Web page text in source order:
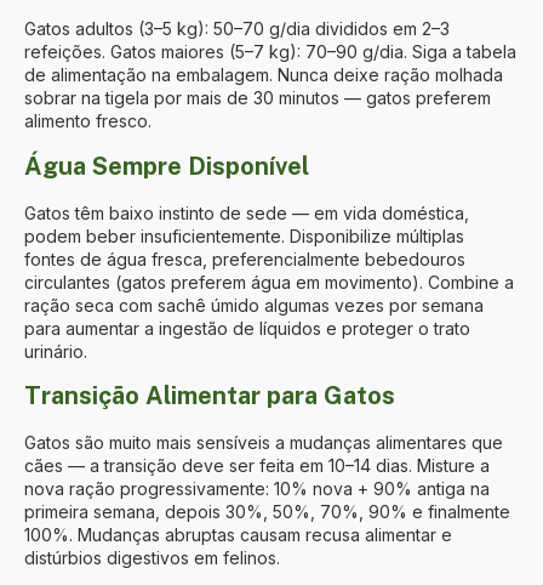
Gatos adultos (3–5 kg): 50–70 g/dia divididos em 2–3
refeições. Gatos maiores (5–7 kg): 70–90 g/dia. Siga a tabela
de alimentação na embalagem. Nunca deixe ração molhada
sobrar na tigela por mais de 30 minutos — gatos preferem
alimento fresco.
Água Sempre Disponível
Gatos têm baixo instinto de sede — em vida doméstica,
podem beber insuficientemente. Disponibilize múltiplas
fontes de água fresca, preferencialmente bebedouros
circulantes (gatos preferem água em movimento). Combine a
ração seca com sachê úmido algumas vezes por semana
para aumentar a ingestão de líquidos e proteger o trato
urinário.
Transição Alimentar para Gatos
Gatos são muito mais sensíveis a mudanças alimentares que
cães — a transição deve ser feita em 10–14 dias. Misture a
nova ração progressivamente: 10% nova + 90% antiga na
primeira semana, depois 30%, 50%, 70%, 90% e finalmente
100%. Mudanças abruptas causam recusa alimentar e
distúrbios digestivos em felinos.